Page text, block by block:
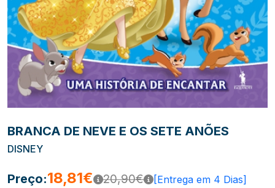
BRANCA DE NEVE E OS SETE ANÕES
DISNEY
Preço:18,81€ 20,90€ [Entrega em 4 Dias]